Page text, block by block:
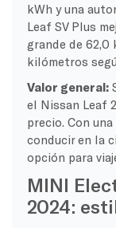
kWh y una
Leaf SV Plus
grande de 62,0
kilómetros
Valor general:
el Nissan Leaf
precio. Con
conducir en la
opción para
MINI
2024: